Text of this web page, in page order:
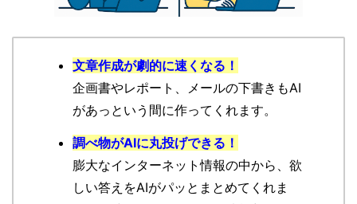
文章作成が劇的に速くなる！
企画書やレポート、メールの下書きもAI
があっという間に作ってくれます。
調べ物がAIに丸投げできる！
膨大なインターネット情報の中から、欲
しい答えをAIがパッとまとめてくれま